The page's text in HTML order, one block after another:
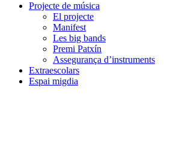
Projecte de música
El projecte
Manifest
Les big bands
Premi Patxín
Assegurança d’instruments
Extraescolars
Espai migdia